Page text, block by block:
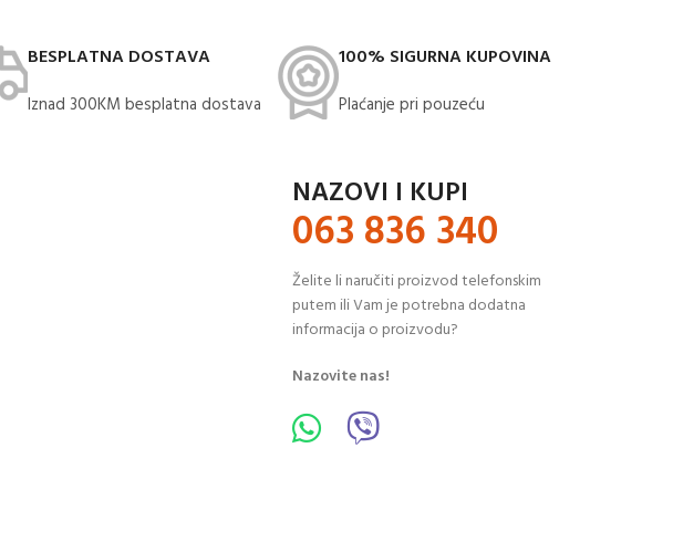
BESPLATNA DOSTAVA
Iznad 300KM besplatna dostava​
100% SIGURNA KUPOVINA
Plaćanje pri pouzeću
NAZOVI I KUPI
063 836 340
Želite li naručiti proizvod telefonskim
putem ili Vam je potrebna dodatna
informacija o proizvodu?
Nazovite nas!